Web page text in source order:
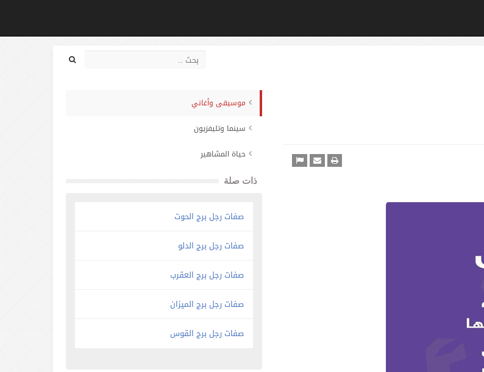
موسيقى وأغاني
سينما وتليفزيون
حياة المشاهير
ذات صلة
صفات رجل برج الحوت
صفات رجل برج الدلو
صفات رجل برج العقرب
صفات رجل برج الميزان
صفات رجل برج القوس